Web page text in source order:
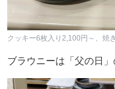
クッキー6枚入り2,100円～、焼
ブラウニーは「父の日